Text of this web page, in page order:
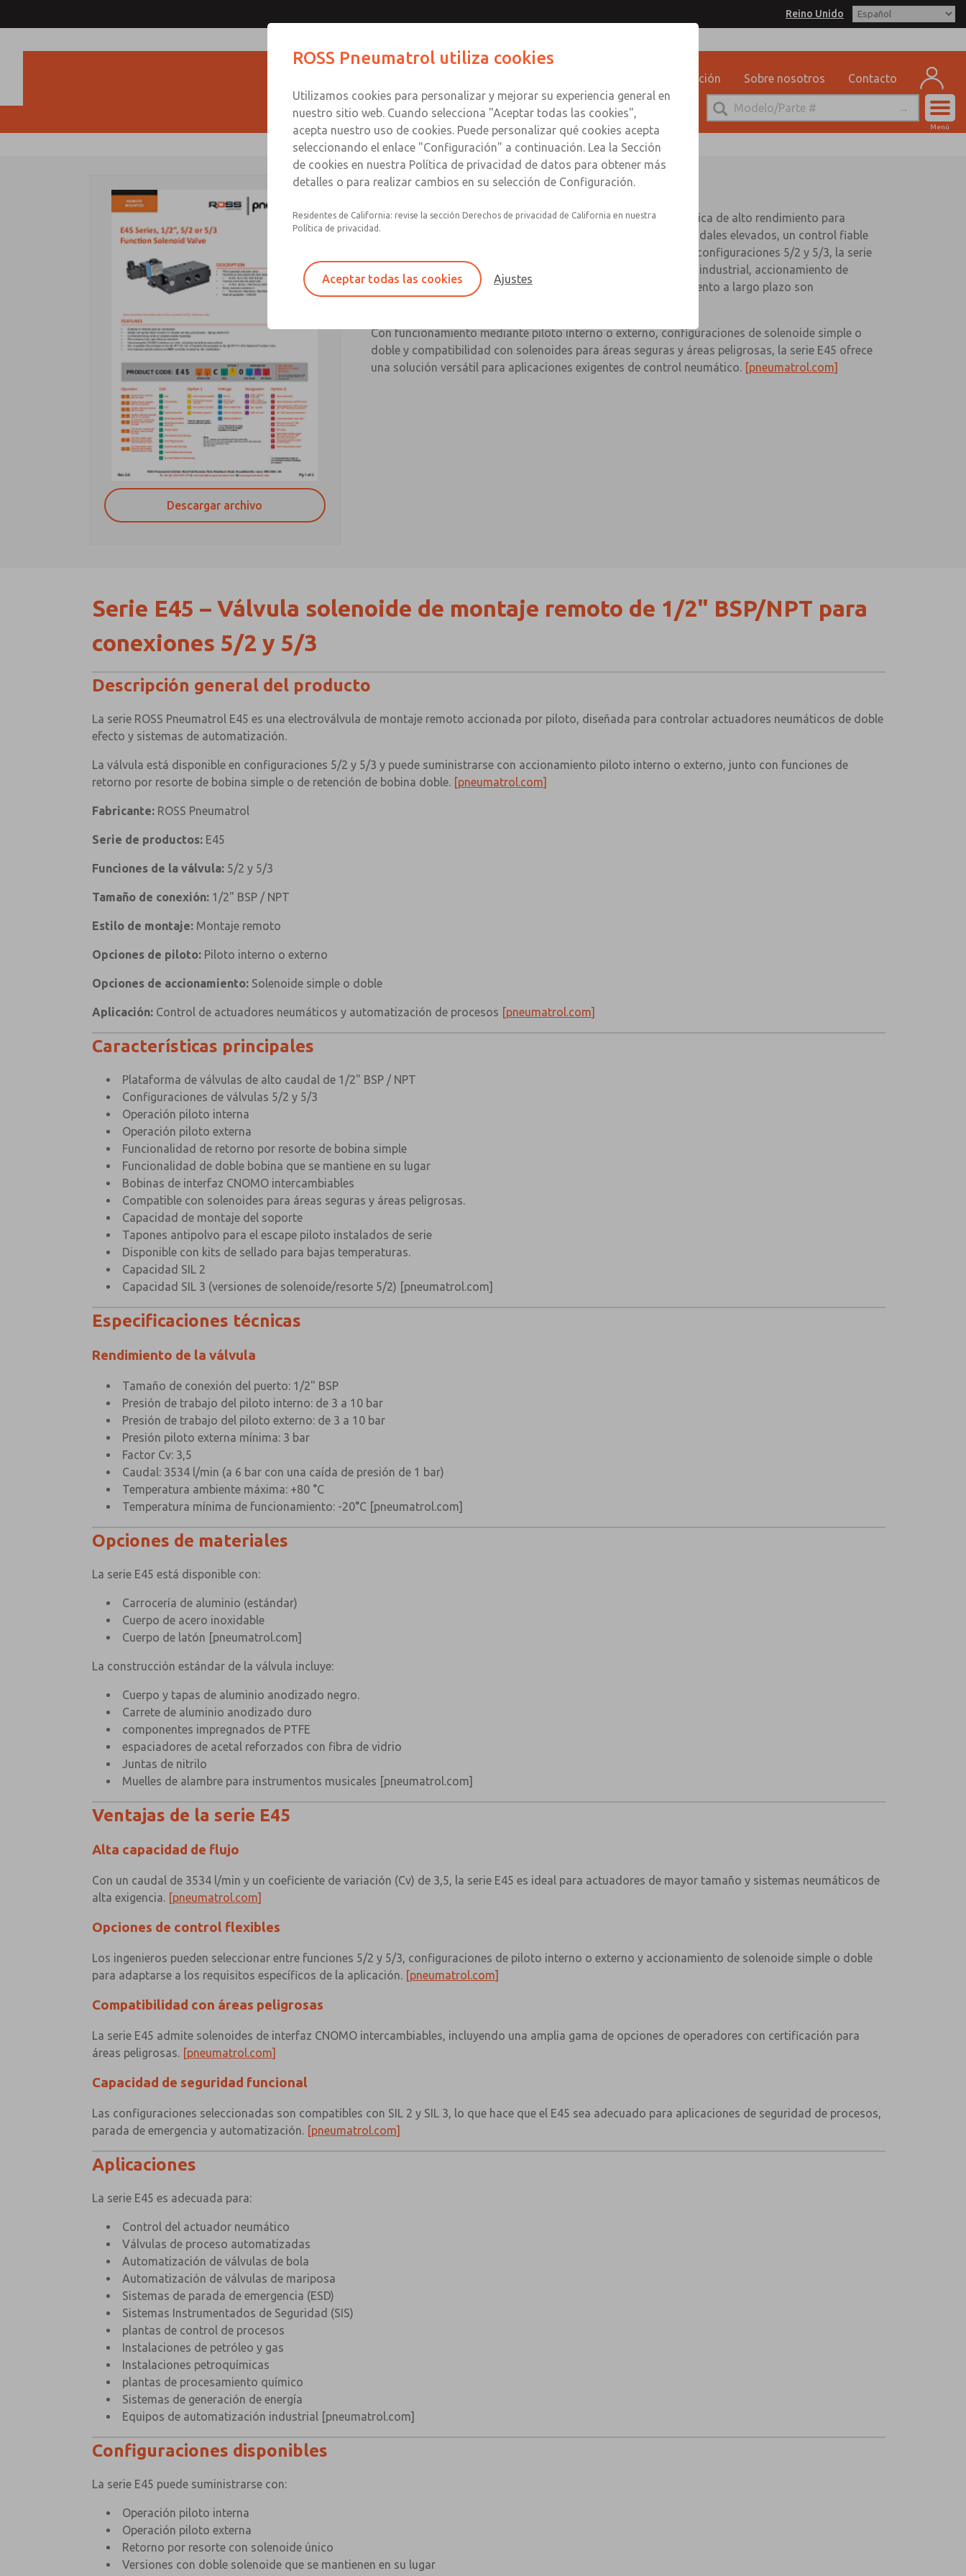
Reino Unido
Capacitación Sobre nosotros Contacto
Menú
Descargar archivo
La serie E45 de ROSS Pneumatrol es una electroválvula neumática de alto rendimiento para
montaje remoto, diseñada para aplicaciones que requieren caudales elevados, un control fiable
del actuador y opciones de instalación flexibles. Disponible en configuraciones 5/2 y 5/3, la serie
E45 está diseñada para su uso en sistemas de automatización industrial, accionamiento de
válvulas y control de procesos, donde la fiabilidad y el rendimiento a largo plazo son
Con funcionamiento mediante piloto interno o externo, configuraciones de solenoide simple o
doble y compatibilidad con solenoides para áreas seguras y áreas peligrosas, la serie E45 ofrece
una solución versátil para aplicaciones exigentes de control neumático. [pneumatrol.com]
Serie E45 – Válvula solenoide de montaje remoto de 1/2" BSP/NPT para
conexiones 5/2 y 5/3
Descripción general del producto
La serie ROSS Pneumatrol E45 es una electroválvula de montaje remoto accionada por piloto, diseñada para controlar actuadores neumáticos de doble
efecto y sistemas de automatización.
La válvula está disponible en configuraciones 5/2 y 5/3 y puede suministrarse con accionamiento piloto interno o externo, junto con funciones de
retorno por resorte de bobina simple o de retención de bobina doble. [pneumatrol.com]
Fabricante: ROSS Pneumatrol
Serie de productos: E45
Funciones de la válvula: 5/2 y 5/3
Tamaño de conexión: 1/2" BSP / NPT
Estilo de montaje: Montaje remoto
Opciones de piloto: Piloto interno o externo
Opciones de accionamiento: Solenoide simple o doble
Aplicación: Control de actuadores neumáticos y automatización de procesos [pneumatrol.com]
Características principales
Plataforma de válvulas de alto caudal de 1/2" BSP / NPT
Configuraciones de válvulas 5/2 y 5/3
Operación piloto interna
Operación piloto externa
Funcionalidad de retorno por resorte de bobina simple
Funcionalidad de doble bobina que se mantiene en su lugar
Bobinas de interfaz CNOMO intercambiables
Compatible con solenoides para áreas seguras y áreas peligrosas.
Capacidad de montaje del soporte
Tapones antipolvo para el escape piloto instalados de serie
Disponible con kits de sellado para bajas temperaturas.
Capacidad SIL 2
Capacidad SIL 3 (versiones de solenoide/resorte 5/2) [pneumatrol.com]
Especificaciones técnicas
Rendimiento de la válvula
Tamaño de conexión del puerto: 1/2" BSP
Presión de trabajo del piloto interno: de 3 a 10 bar
Presión de trabajo del piloto externo: de 3 a 10 bar
Presión piloto externa mínima: 3 bar
Factor Cv: 3,5
Caudal: 3534 l/min (a 6 bar con una caída de presión de 1 bar)
Temperatura ambiente máxima: +80 °C
Temperatura mínima de funcionamiento: -20°C [pneumatrol.com]
Opciones de materiales
La serie E45 está disponible con:
Carrocería de aluminio (estándar)
Cuerpo de acero inoxidable
Cuerpo de latón [pneumatrol.com]
La construcción estándar de la válvula incluye:
Cuerpo y tapas de aluminio anodizado negro.
Carrete de aluminio anodizado duro
componentes impregnados de PTFE
espaciadores de acetal reforzados con fibra de vidrio
Juntas de nitrilo
Muelles de alambre para instrumentos musicales [pneumatrol.com]
Ventajas de la serie E45
Alta capacidad de flujo
Con un caudal de 3534 l/min y un coeficiente de variación (Cv) de 3,5, la serie E45 es ideal para actuadores de mayor tamaño y sistemas neumáticos de
alta exigencia. [pneumatrol.com]
Opciones de control flexibles
Los ingenieros pueden seleccionar entre funciones 5/2 y 5/3, configuraciones de piloto interno o externo y accionamiento de solenoide simple o doble
para adaptarse a los requisitos específicos de la aplicación. [pneumatrol.com]
Compatibilidad con áreas peligrosas
La serie E45 admite solenoides de interfaz CNOMO intercambiables, incluyendo una amplia gama de opciones de operadores con certificación para
áreas peligrosas. [pneumatrol.com]
Capacidad de seguridad funcional
Las configuraciones seleccionadas son compatibles con SIL 2 y SIL 3, lo que hace que el E45 sea adecuado para aplicaciones de seguridad de procesos,
parada de emergencia y automatización. [pneumatrol.com]
Aplicaciones
La serie E45 es adecuada para:
Control del actuador neumático
Válvulas de proceso automatizadas
Automatización de válvulas de bola
Automatización de válvulas de mariposa
Sistemas de parada de emergencia (ESD)
Sistemas Instrumentados de Seguridad (SIS)
plantas de control de procesos
Instalaciones de petróleo y gas
Instalaciones petroquímicas
plantas de procesamiento químico
Sistemas de generación de energía
Equipos de automatización industrial [pneumatrol.com]
Configuraciones disponibles
La serie E45 puede suministrarse con:
Operación piloto interna
Operación piloto externa
Retorno por resorte con solenoide único
Versiones con doble solenoide que se mantienen en su lugar
ROSS Pneumatrol utiliza cookies
Utilizamos cookies para personalizar y mejorar su experiencia general en
nuestro sitio web. Cuando selecciona "Aceptar todas las cookies",
acepta nuestro uso de cookies. Puede personalizar qué cookies acepta
seleccionando el enlace "Configuración" a continuación. Lea la Sección
de cookies en nuestra Política de privacidad de datos para obtener más
detalles o para realizar cambios en su selección de Configuración.
Residentes de California: revise la sección Derechos de privacidad de California en nuestra
Política de privacidad.
Aceptar todas las cookies Ajustes